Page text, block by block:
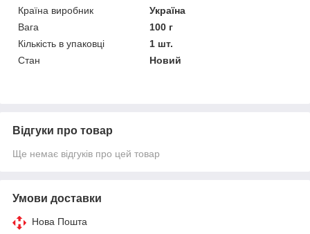
Країна виробник
Україна
Вага
100 г
Кількість в упаковці
1 шт.
Стан
Новий
Відгуки про товар
Ще немає відгуків про цей товар
Умови доставки
Нова Пошта